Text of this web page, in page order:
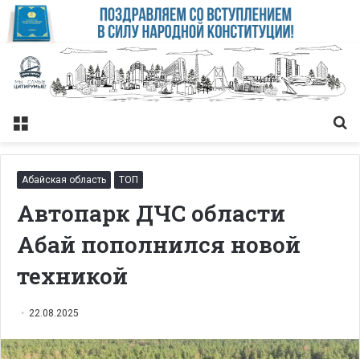
Меню
Абайская область ТОП
Автопарк ДЧС области
Абай пополнился новой
техникой
22.08.2025